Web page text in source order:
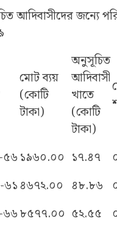
আদিবাসীদের জন্যে
মোট ব্যয়
(কোটি
টাকা)
অনুসূচিত
আদিবাসী
খাতে
(কোটি
টাকা)
৫৬১৯৬০.০০ ১৭.৪৭
৬১৪৬৭২.০০ ৪৮.৮৬
৬৬৮৫৭৭.০০ ৫২.৫৫